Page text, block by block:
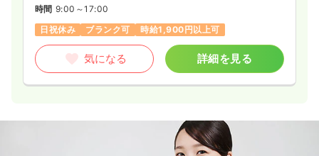
時間 9:00～17:00
日祝休み
ブランク可 時給1,900円以上可
気になる 詳細を見る